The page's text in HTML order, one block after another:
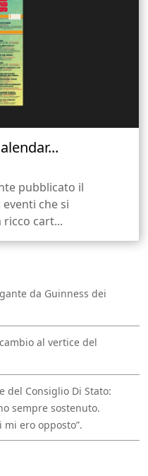
pubblicato il
che si
ricco cart...
da Guinness dei
al vertice del
del Consiglio Di Stato:
sempre sostenuto.
ero opposto”.